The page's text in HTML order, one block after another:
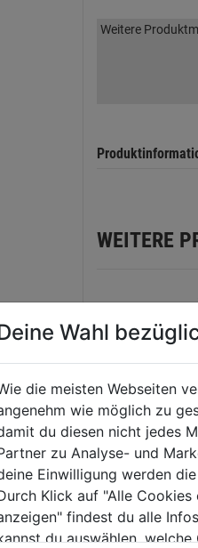
Weitere
WEITERE
Kompressor
Line PL 600/
Wahl
die meisten Webseiten
wie möglich zu
du diesen nicht jedes
zu Analyse- und
Einwilligung werden
Klick auf "Alle
findest du alle
du auswählen,